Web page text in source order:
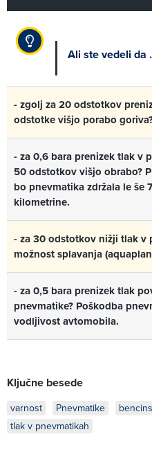
Ali ste vedeli da
- zgolj za 20 odstotkov
odstotke višjo porabo
- za 0,6 bara prenizek tlak v
50 odstotkov višjo obrabo?
bo pnevmatika zdržala le še
kilometrine.
- za 30 odstotkov nižji tlak
možnost splavanja
- za 0,5 bara prenizek tlak
pnevmatike? Poškodba
vodljivost avtomobila.
Ključne besede
varnost Pnevmatike
tlak v pnevmatikah